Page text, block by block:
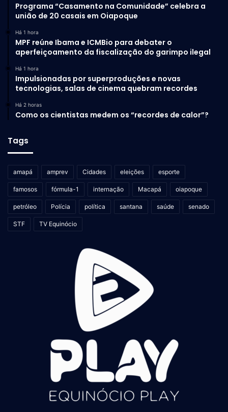
Programa “Casamento na Comunidade” celebra a
união de 20 casais em Oiapoque
Há 1 hora
MPF reúne Ibama e ICMBio para debater o
aperfeiçoamento da fiscalização do garimpo ilegal
Há 1 hora
Impulsionadas por superproduções e novas
tecnologias, salas de cinema quebram recordes
Há 2 horas
Como os cientistas medem os “recordes de calor”?
Tags
amapá amprev Cidades eleições esporte
famosos fórmula-1 internação Macapá oiapoque
petróleo Polícia política santana saúde senado
STF TV Equinócio